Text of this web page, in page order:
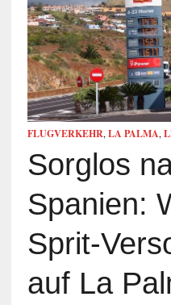
FLUGVERKEHR,LA PALMA,
Sorglos
Spanien:
Sprit-
auf La